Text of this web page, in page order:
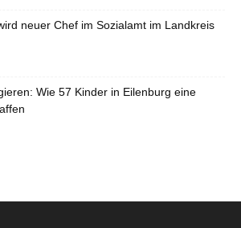
neuer Chef im Sozialamt im Landkreis
Wie 57 Kinder in Eilenburg eine